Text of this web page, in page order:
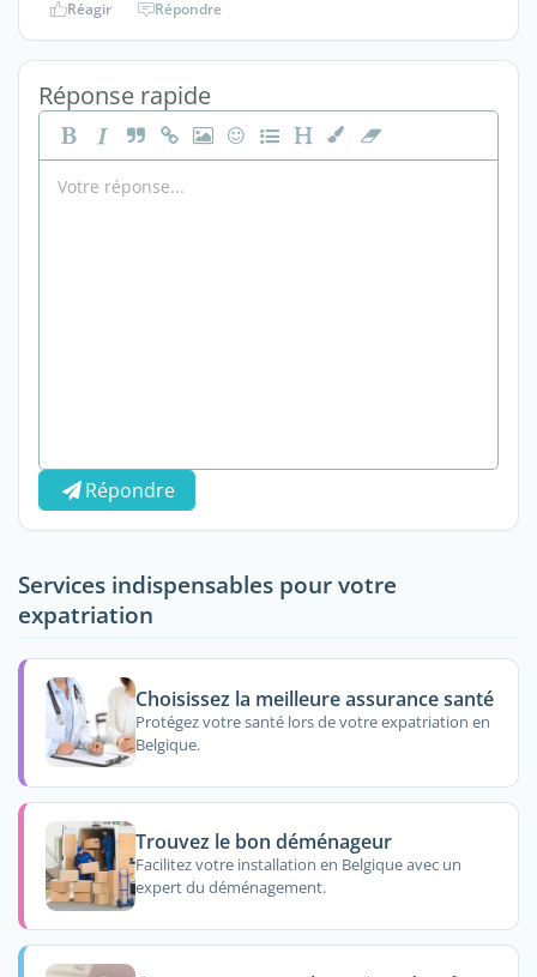
Réagir Répondre
Réponse rapide
Répondre
Services indispensables pour votre
expatriation
Choisissez la meilleure assurance santé
Protégez votre santé lors de votre expatriation en
Belgique.
Trouvez le bon déménageur
Facilitez votre installation en Belgique avec un
expert du déménagement.